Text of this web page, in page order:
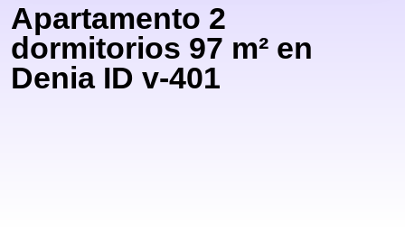
Apartamento 2
dormitorios 97 m² en
Denia ID v-401